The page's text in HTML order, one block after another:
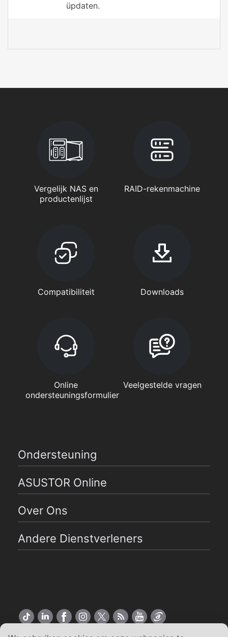
üpdaten.
Vergelijk NAS en
productenlijst
RAID-rekenmachine
Compatibiliteit Downloads
Online
ondersteuningsformulier
Veelgestelde vragen
Ondersteuning
ASUSTOR Online
Over Ons
Andere Dienstverleners